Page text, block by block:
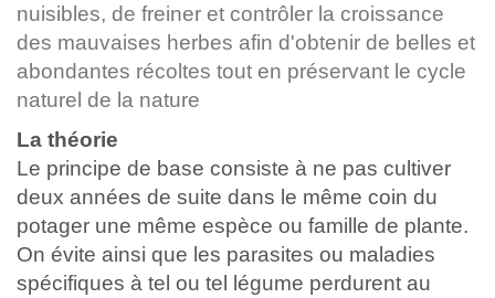
nuisibles, de freiner et contrôler la croissance
des mauvaises herbes afin d'obtenir de belles et
abondantes récoltes tout en préservant le cycle
naturel de la nature
La théorie
Le principe de base consiste à ne pas cultiver
deux années de suite dans le même coin du
potager une même espèce ou famille de plante.
On évite ainsi que les parasites ou maladies
spécifiques à tel ou tel légume perdurent au